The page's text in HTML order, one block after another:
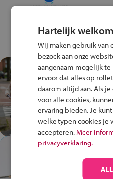
Test je
Fiets
Speel het
en win
In de
plek!
Hartelijk
Wij maken gebruik van
bezoek aan onze
aangenaam mogelijk te
ervoor dat alles op
daarom altijd aan. Als
voor alle cookies,
ervaring bieden. Je
welke typen cookies je
accepteren. Meer
privacyverklaring.